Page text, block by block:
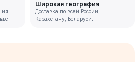
Широкая география
Доставка по всей России,
Казахстану, Беларуси.